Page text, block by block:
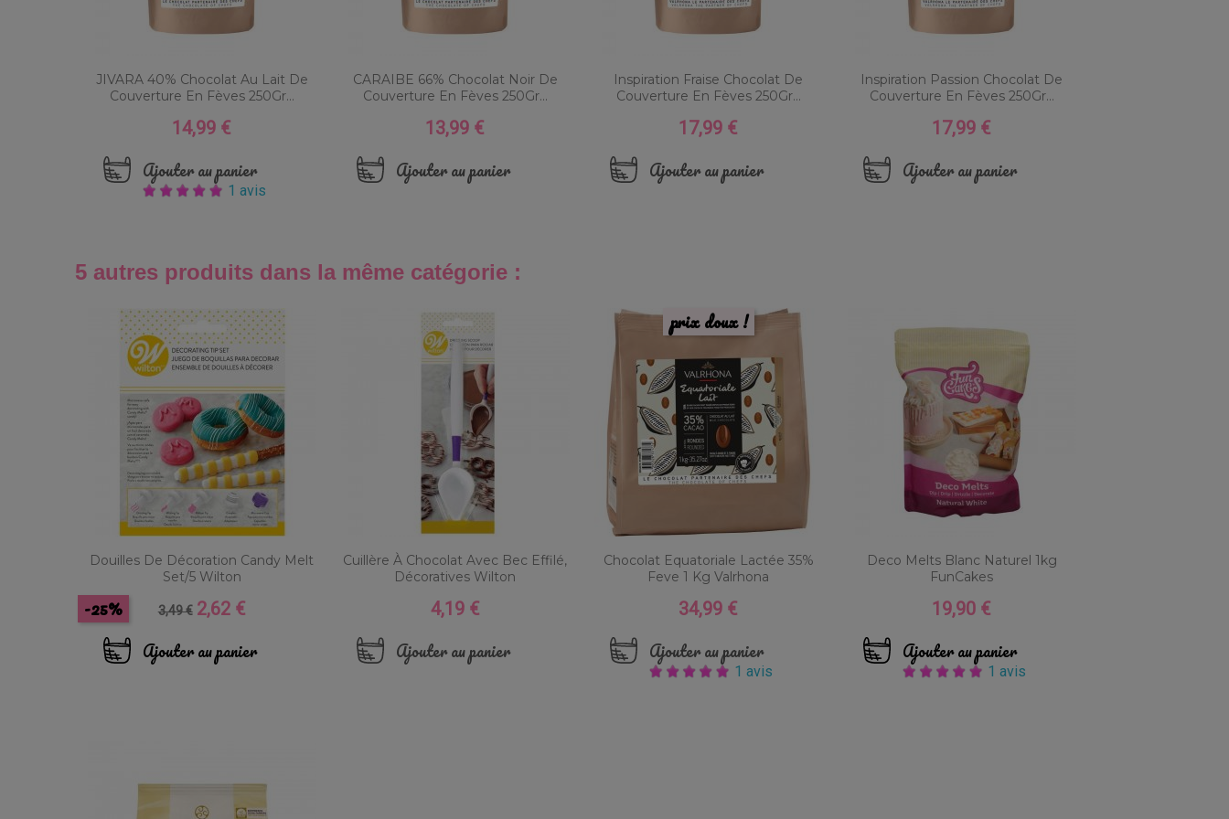
JIVARA 40% Chocolat Au Lait De
Couverture En Fèves 250Gr...
Prix
14,99 €
Ajouter au panier
1 avis
CARAIBE 66% Chocolat Noir De
Couverture En Fèves 250Gr...
Prix
13,99 €
Ajouter au panier
Inspiration Fraise Chocolat De
Couverture En Fèves 250Gr...
Prix
17,99 €
Ajouter au panier
Inspiration Passion Chocolat De
Couverture En Fèves 250Gr...
Prix
17,99 €
Ajouter au panier
5 autres produits dans la même catégorie :
Douilles De Décoration Candy Melt
Set/5 Wilton
Prix
base
3,49 €
-25% Prix
2,62 €
Ajouter au panier
Cuillère À Chocolat Avec Bec Effilé,
Décoratives Wilton
Prix
4,19 €
Ajouter au panier
Chocolat Equatoriale Lactée 35%
Feve 1 Kg Valrhona
Prix
34,99 €
Ajouter au panier
1 avis
prix doux !
Deco Melts Blanc Naturel 1kg
FunCakes
Prix
19,90 €
Ajouter au panier
1 avis